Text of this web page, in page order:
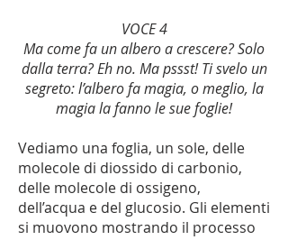
VOCE 4
Ma come fa un albero a crescere? Solo
dalla terra? Eh no. Ma pssst! Ti svelo un
segreto: l’albero fa magia, o meglio, la
magia la fanno le sue foglie!
Vediamo una foglia, un sole, delle
molecole di diossido di carbonio,
delle molecole di ossigeno,
dell’acqua e del glucosio. Gli elementi
si muovono mostrando il processo